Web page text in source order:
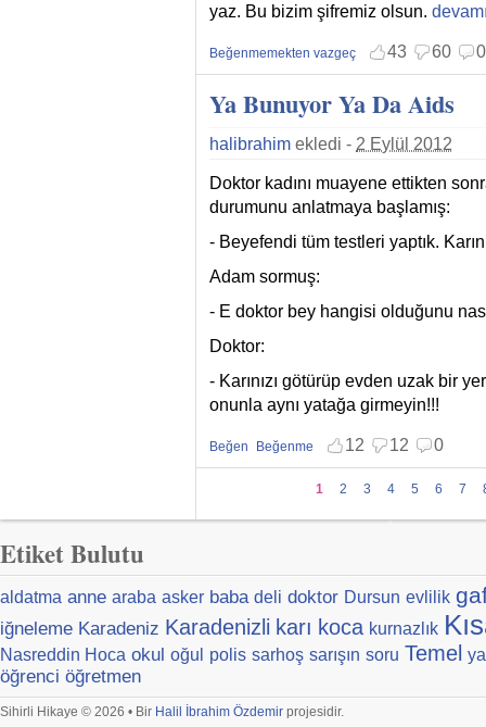
yaz. Bu bizim şifremiz olsun. Spagetti
Beğen Beğenmekten vazgeç
Beğenme
Beğenmemekten vazgeç 43 60 0
Ya Bunuyor Ya Da Aids
halibrahim ekledi - 2 Eylül 2012
Doktor kadını muayene ettikten
durumunu anlatmaya başlamış:
- Beyefendi tüm testleri yaptık.
Adam sormuş:
- E doktor bey hangisi olduğunu
Doktor:
- Karınızı götürüp evden uzak bir
onunla aynı yatağa girmeyin!!!
Beğen
Beğenmekten vazgeç
Beğenme
Beğenmemekten vazgeç
12 12 0
1 2 3 4 5 6 7
Etiket Bulutu
aldatma anne araba asker baba deli doktor Dursun evlilik
iğneleme Karadeniz Karadenizli karı koca kurnazlık
Nasreddin Hoca okul oğul polis sarhoş sarışın soru Temel
öğrenci öğretmen
Sihirli Hikaye © 2026 • Bir Halil İbrahim Özdemir projesidir.